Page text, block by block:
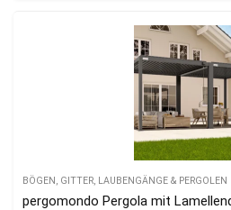
BÖGEN, GITTER, LAUBENGÄNGE & PERGOLEN
pergomondo Pergola mit